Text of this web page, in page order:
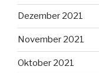
Dezember 2021
November 2021
Oktober 2021